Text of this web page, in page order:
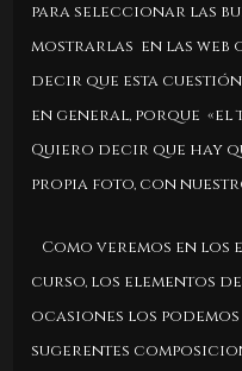
para seleccionar las
mostrarlas en las web o
decir que esta
en general, porque «el
Quiero decir que hay
propia foto, con
Como veremos en los
curso, los elementos
ocasiones los
sugerentes